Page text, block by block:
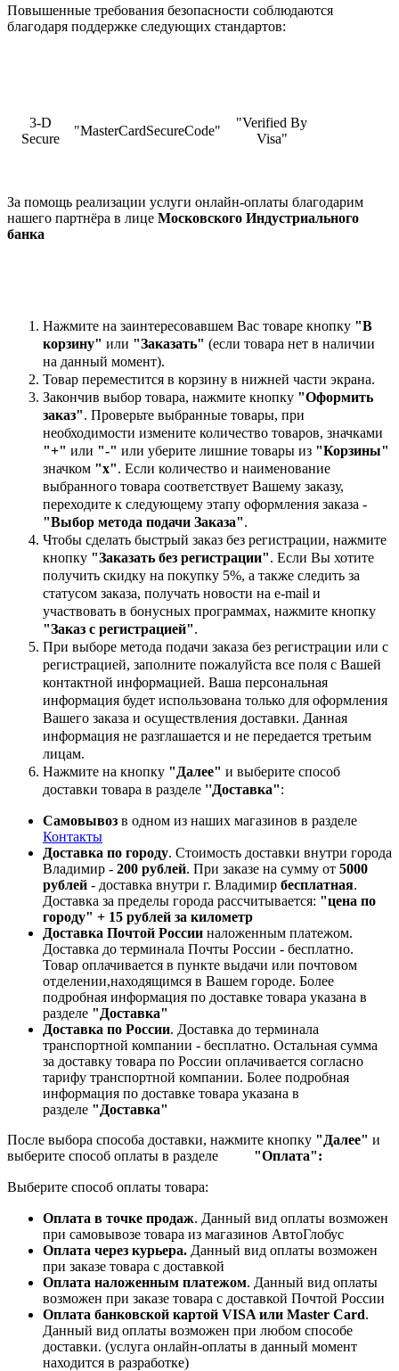
Повышенные требования безопасности соблюдаются
благодаря поддержке следующих стандартов:
3-D
Secure
"MasterCardSecureCode"
"Verified By
Visa"
За помощь реализации услуги онлайн-оплаты благодарим
нашего партнёра в лице Московского Индустриального
банка
Нажмите на заинтересовавшем Вас товаре кнопку "В
корзину" или "Заказать" (если товара нет в наличии
на данный момент).
Товар переместится в корзину в нижней части экрана.
Закончив выбор товара, нажмите кнопку "Оформить
заказ". Проверьте выбранные товары, при
необходимости измените количество товаров, значками
"+" или "-" или уберите лишние товары из "Корзины"
значком "х". Если количество и наименование
выбранного товара соответствует Вашему заказу,
переходите к следующему этапу оформления заказа -
"Выбор метода подачи Заказа".
Чтобы сделать быстрый заказ без регистрации, нажмите
кнопку "Заказать без регистрации". Если Вы хотите
получить скидку на покупку 5%, а также следить за
статусом заказа, получать новости на e-mail и
участвовать в бонусных программах, нажмите кнопку
"Заказ с регистрацией".
При выборе метода подачи заказа без регистрации или с
регистрацией, заполните пожалуйста все поля с Вашей
контактной информацией. Ваша персональная
информация будет использована только для оформления
Вашего заказа и осуществления доставки. Данная
информация не разглашается и не передается третьим
лицам.
Нажмите на кнопку "Далее" и выберите способ
доставки товара в разделе ''Доставка":
Самовывоз в одном из наших магазинов в разделе
Контакты
Доставка по городу. Стоимость доставки внутри города
Владимир - 200 рублей. При заказе на сумму от 5000
рублей - доставка внутри г. Владимир бесплатная.
Доставка за пределы города рассчитывается: "цена по
городу" + 15 рублей за километр
Доставка Почтой России наложенным платежом.
Доставка до терминала Почты России - бесплатно.
Товар оплачивается в пункте выдачи или почтовом
отделении,находящимся в Вашем городе. Более
подробная информация по доставке товара указана в
разделе "Доставка"
Доставка по России. Доставка до терминала
транспортной компании - бесплатно. Остальная сумма
за доставку товара по России оплачивается согласно
тарифу транспортной компании. Более подробная
информация по доставке товара указана в
разделе "Доставка"
После выбора способа доставки, нажмите кнопку "Далее" и
выберите способ оплаты в разделе "Оплата":
Выберите способ оплаты товара:
Оплата в точке продаж. Данный вид оплаты возможен
при самовывозе товара из магазинов АвтоГлобус
Оплата через курьера. Данный вид оплаты возможен
при заказе товара с доставкой
Оплата наложенным платежом. Данный вид оплаты
возможен при заказе товара с доставкой Почтой России
Оплата банковской картой VISA или Master Card.
Данный вид оплаты возможен при любом способе
доставки. (услуга онлайн-оплаты в данный момент
находится в разработке)